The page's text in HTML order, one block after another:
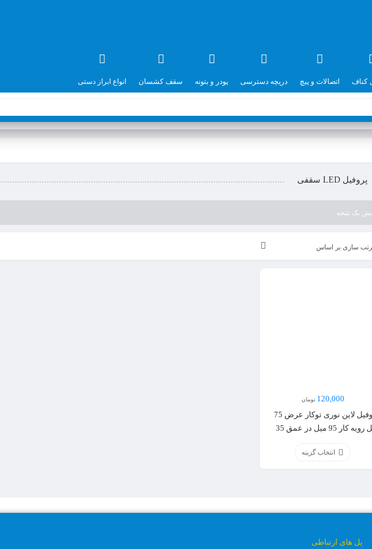
کناف اتصالات و پیچ دریچه دسترسی پودر و بتونه سقف کشسان انواع ابراز دستی
پروفیل LED سقفی
یک نتیجه
سازی بر اساس
120,000 تومان
پروفیل لاین نوری توکار عرض 75
میل رویه کار 95 میل در عمق 35
انتخاب گزینه
پل های ارتباطی